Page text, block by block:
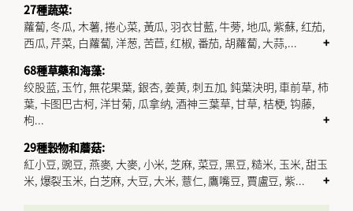
27種蔬菜:
蘿蔔, 冬瓜, 木薯, 捲心菜, 黃瓜, 羽衣甘藍, 牛蒡, 地瓜, 紫蘇, 红茄,
西瓜, 芹菜, 白蘿蔔, 洋葱, 苦苣, 红椒, 番茄, 胡蘿蔔, 大蒜,...
+
68種草藥和海藻:
绞股蓝, 玉竹, 無花果葉, 銀杏, 姜黄, 刺五加, 鈍葉決明, 車前草, 柿
葉, 卡图巴古柯, 洋甘菊, 瓜拿纳, 酒神三葉草, 甘草, 桔梗, 钩藤,
枸...
+
29種穀物和蘑菇:
紅小豆, 豌豆, 燕麥, 大麥, 小米, 芝麻, 菜豆, 黑豆, 糙米, 玉米, 甜玉
米, 爆裂玉米, 白芝麻, 大豆, 大米, 薏仁, 鷹嘴豆, 賈盧豆, 紫... +